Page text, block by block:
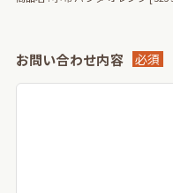
お問い合わせ内容 必須